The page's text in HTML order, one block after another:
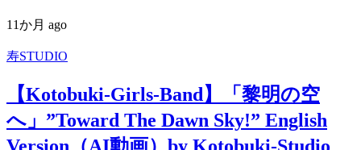
11か月 ago
寿STUDIO
【Kotobuki-Girls-Band】「黎明の空
へ」”Toward The Dawn Sky!” English